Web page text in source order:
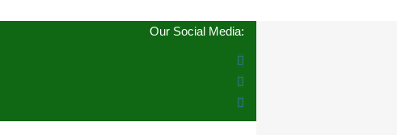
Our Social Media: